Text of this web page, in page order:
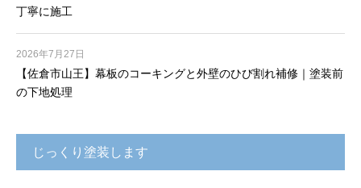
丁寧に施工
【佐倉市山王】幕板のコーキングと外壁のひび割れ補修｜塗装前
の下地処理
2026年7月27日
じっくり塗装します